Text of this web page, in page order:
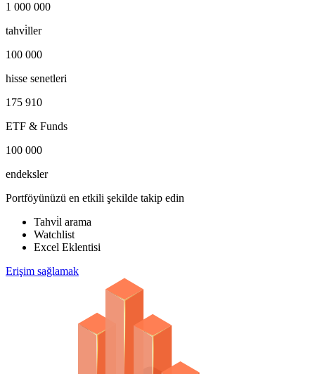
1 000 000
tahvi̇ller
100 000
hisse senetleri
175 910
ETF & Funds
100 000
endeksler
Portföyünüzü en etkili şekilde takip edin
Tahvi̇l arama
Watchlist
Excel Eklentisi
Erişim sağlamak